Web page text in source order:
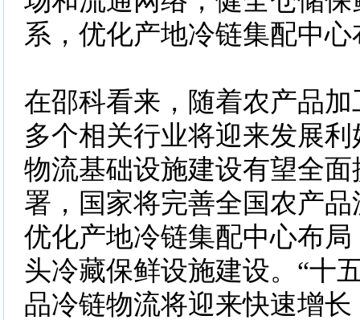
系，优化产地冷链集配中心
在邵科看来，随着农产品
多个相关行业将迎来发展
物流基础设施建设有望全
署，国家将完善全国农产
优化产地冷链集配中心布
头冷藏保鲜设施建设。“十
品冷链物流将迎来快速增